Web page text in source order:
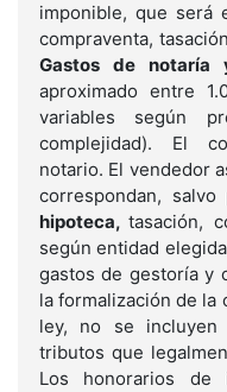
imponible, que será
compraventa,
Gastos de notaría
aproximado entre
variables según
complejidad). El
notario. El vendedor
correspondan, salvo
hipoteca,tasación,
según entidad
gastos de gestoría y
la formalización de la
ley, no se
tributos que
Los honorarios de